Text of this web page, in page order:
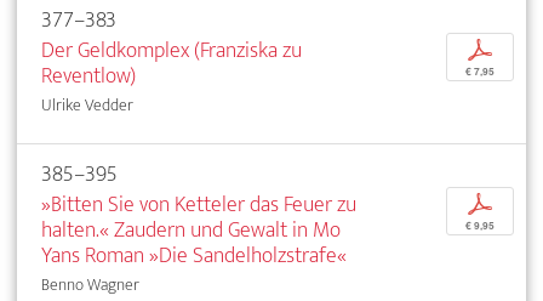
377–383
Der Geldkomplex (Franziska zu
Reventlow)
Ulrike Vedder
p
€ 7,95
385–395
»Bitten Sie von Ketteler das Feuer zu
halten.« Zaudern und Gewalt in Mo
Yans Roman »Die Sandelholzstrafe«
Benno Wagner
p
€ 9,95